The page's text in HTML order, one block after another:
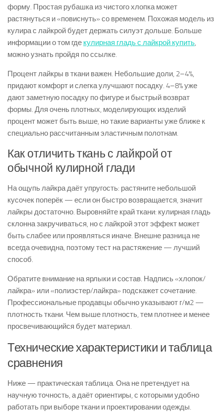
форму. Простая рубашка из чистого хлопка может
растянуться и «повиснуть» со временем. Похожая модель из
кулира с лайкрой будет держать силуэт дольше. Больше
информации о том где кулирная гладь с лайкрой купить,
можно узнать пройдя по ссылке.
Процент лайкры в ткани важен. Небольшие доли, 2–4%,
придают комфорт и слегка улучшают посадку. 4–8% уже
дают заметную посадку по фигуре и быстрый возврат
формы. Для очень плотных, моделирующих изделий
процент может быть выше, но такие варианты уже ближе к
специально рассчитанным эластичным полотнам.
Как отличить ткань с лайкрой от
обычной кулирной глади
На ощупь лайкра даёт упругость: растяните небольшой
кусочек поперёк — если он быстро возвращается, значит
лайкры достаточно. Выровняйте край ткани: кулирная гладь
склонна закручиваться, но с лайкрой этот эффект может
быть слабее или проявляться иначе. Внешне разница не
всегда очевидна, поэтому тест на растяжение — лучший
способ.
Обратите внимание на ярлыки и состав. Надпись «хлопок/
лайкра» или «полиэстер/лайкра» подскажет сочетание.
Профессиональные продавцы обычно указывают г/м2 —
плотность ткани. Чем выше плотность, тем плотнее и менее
просвечивающийся будет материал.
Технические характеристики и таблица
сравнения
Ниже — практическая таблица. Она не претендует на
научную точность, а даёт ориентиры, с которыми удобно
работать при выборе ткани и проектировании одежды.